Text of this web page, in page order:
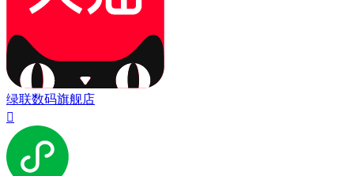
绿联数码旗舰店
